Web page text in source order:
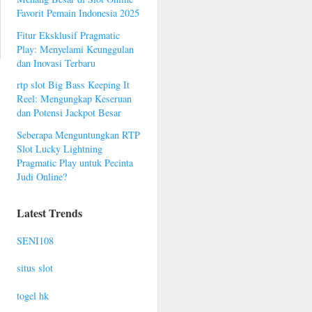
Favorit Pemain Indonesia 2025
Fitur Eksklusif Pragmatic
Play: Menyelami Keunggulan
dan Inovasi Terbaru
rtp slot Big Bass Keeping It
Reel: Mengungkap Keseruan
dan Potensi Jackpot Besar
Seberapa Menguntungkan RTP
Slot Lucky Lightning
Pragmatic Play untuk Pecinta
Judi Online?
Latest Trends
SENI108
situs slot
togel hk